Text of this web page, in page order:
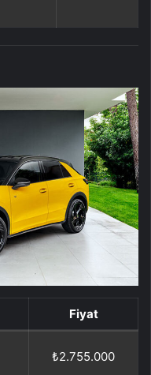
Fiyat
₺2.755.000